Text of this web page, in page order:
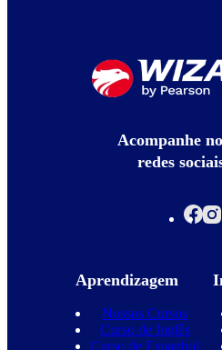
Acompanhe
redes
Aprendizagem
Nossos Cursos
Curso de Inglês
Curso de Espanhol